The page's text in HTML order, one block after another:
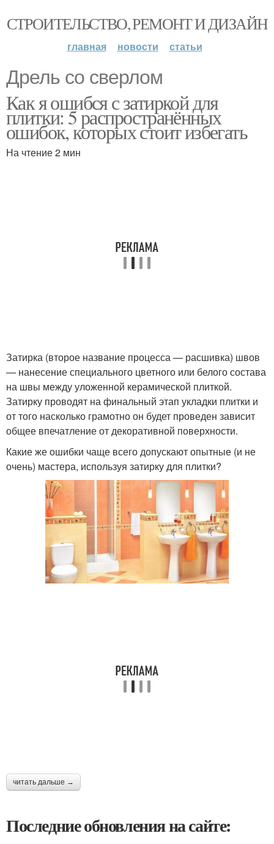
СТРОИТЕЛЬСТВО, РЕМОНТ И ДИЗАЙН
главная новости статьи
Дрель со сверлом
Как я ошибся с затиркой для
плитки: 5 распространённых
ошибок, которых стоит избегать
На чтение 2 мин
Затирка (второе название процесса — расшивка) швов
— нанесение специального цветного или белого состава
на швы между уложенной керамической плиткой.
Затирку проводят на финальный этап укладки плитки и
от того насколько грамотно он будет проведен зависит
общее впечатление от декоративной поверхности.
Какие же ошибки чаще всего допускают опытные (и не
очень) мастера, используя затирку для плитки?
читать дальше →
Последние обновления на сайте: